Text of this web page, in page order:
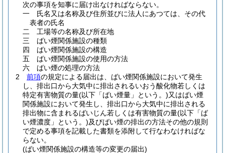
次の事項を知事に届け出なければならない。
一
氏名又は名称及び住所並びに法人にあつては、その代
表者の氏名
二
工場等の名称及び所在地
三
ばい煙関係施設の種類
四
ばい煙関係施設の構造
五
ばい煙関係施設の使用の方法
六
ばい煙の処理の方法
2
前項の規定による届出は、ばい煙関係施設において発生
し、排出口から大気中に排出されるいおう酸化物若しくは
特定有害物質の量(以下「ばい煙量」という。)又はばい煙
関係施設において発生し、排出口から大気中に排出される
排出物に含まれるばいじん若しくは有害物質の量(以下「ば
い煙濃度」という。)及びばい煙の排出の方法その他の規則
で定める事項を記載した書類を添附して行なわなければな
らない。
(ばい煙関係施設の構造等の変更の届出)